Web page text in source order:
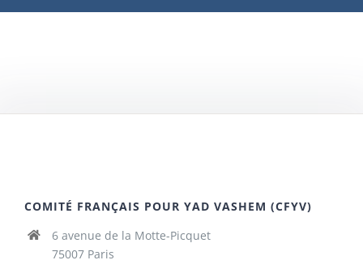
COMITÉ FRANÇAIS POUR YAD VASHEM (CFYV)
6 avenue de la Motte-Picquet
75007 Paris